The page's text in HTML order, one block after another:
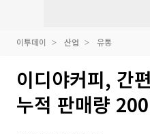
이투데이 산업 유통
이디야커피, 간
누적 판매량